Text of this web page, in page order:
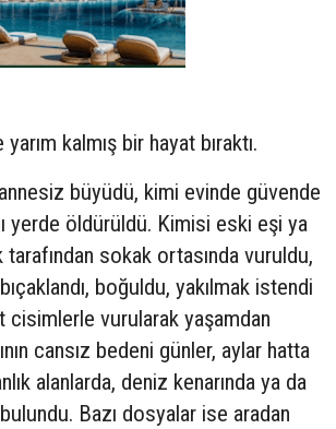
kalmış bir hayat bıraktı.
büyüdü, kimi evinde güvende
yerde öldürüldü. Kimisi eski eşi ya
tarafından sokak ortasında vuruldu,
boğuldu, yakılmak istendi
cisimlerle vurularak yaşamdan
cansız bedeni günler, aylar hatta
alanlarda, deniz kenarında ya da
Bazı dosyalar ise aradan